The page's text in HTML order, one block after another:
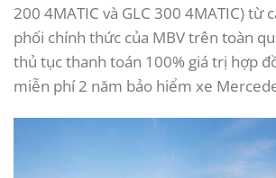
200 4MATIC và GLC 300 4MATIC) từ
phối chính thức của MBV trên toàn
thủ tục thanh toán 100% giá trị hợp
miễn phí 2 năm bảo hiểm xe